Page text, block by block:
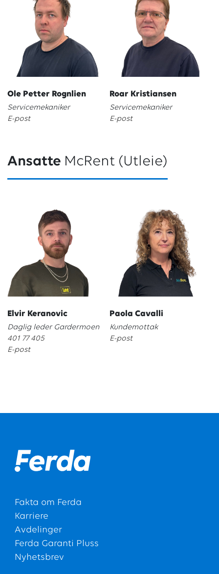
Ole Petter Rognlien
Servicemekaniker
E-post
Roar Kristiansen
Servicemekaniker
E-post
Ansatte McRent (Utleie)
Elvir Keranovic
Daglig leder Gardermoen
401 77 405
E-post
Paola Cavalli
Kundemottak
E-post
Fakta om Ferda
Karriere
Avdelinger
Ferda Garanti Pluss
Nyhetsbrev